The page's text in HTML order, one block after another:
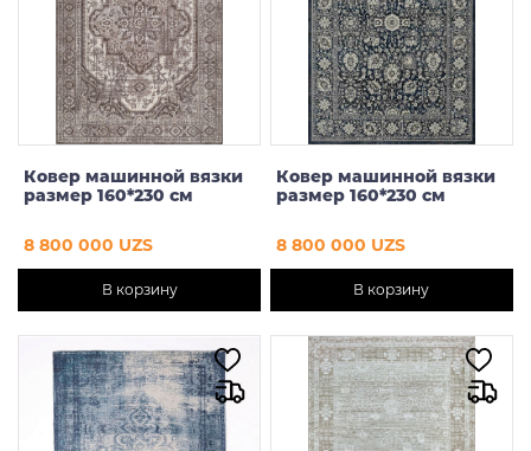
Ковер машинной вязки
размер 160*230 см
8 800 000 UZS
В корзину
Ковер машинной вязки
размер 160*230 см
8 800 000 UZS
В корзину